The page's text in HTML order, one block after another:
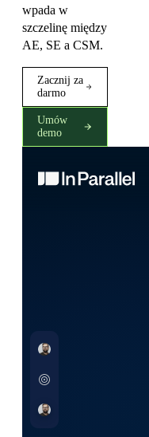
wpada w
szczelinę między
AE, SE a CSM.
Zacznij za
darmo
Umów
demo